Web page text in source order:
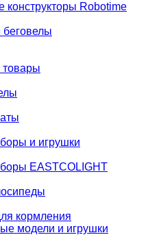
конструкторы Robotime
товары
и игрушки
EASTCOLIGHT
кормления
модели и игрушки